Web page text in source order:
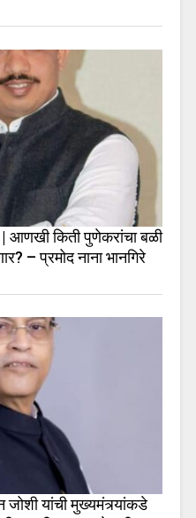
किती पुणेकरांचा बळी
– प्रमोद नाना भानगिरे
यांची मुख्यमंत्र्यांकडे